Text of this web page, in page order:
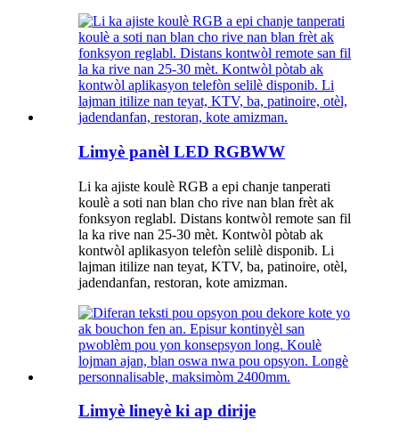
Limyè panèl LED RGBWW
Li ka ajiste koulè RGB a epi chanje tanperati
koulè a ​​soti nan blan cho rive nan blan frèt ak
fonksyon reglabl. Distans kontwòl remote san fil
la ka rive nan 25-30 mèt. Kontwòl pòtab ak
kontwòl aplikasyon telefòn selilè disponib. Li
lajman itilize nan teyat, KTV, ba, patinoire, otèl,
jadendanfan, restoran, kote amizman.
Limyè lineyè ki ap dirije